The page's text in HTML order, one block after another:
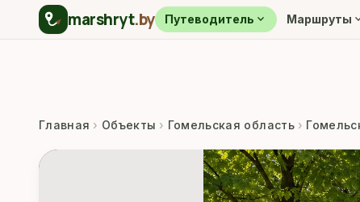
marshryt.by Путеводитель expand_more Маршруты
Главная › Объекты › Гомельская область ›